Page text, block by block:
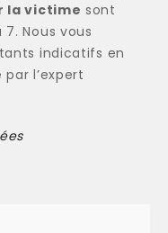
la victime sont
Nous vous
indicatifs en
l’expert